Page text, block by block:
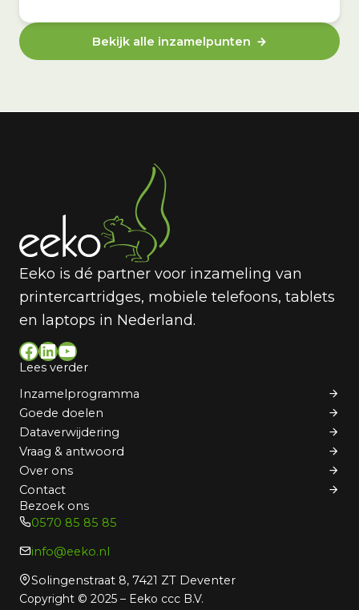
Bekijk alle inzamelpunten
Eeko is dé partner voor inzameling van
printercartridges, mobiele telefoons, tablets
en laptops in Nederland.
Facebook LinkedIn YouTube
Lees verder
Inzamelprogramma
Goede doelen
Dataverwijdering
Vraag & antwoord
Over ons
Contact
Bezoek ons
0570 85 85 85
info@eeko.nl
Solingenstraat 8, 7421 ZT Deventer
Copyright © 2025 – Eeko ccc B.V.